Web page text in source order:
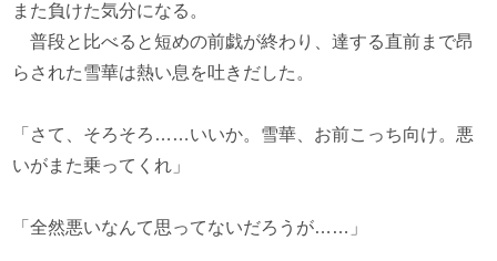
また負けた気分になる。
普段と比べると短めの前戯が終わり、達する直前まで昂
らされた雪華は熱い息を吐きだした。
「さて、そろそろ……いいか。雪華、お前こっち向け。悪
いがまた乗ってくれ」
「全然悪いなんて思ってないだろうが……」